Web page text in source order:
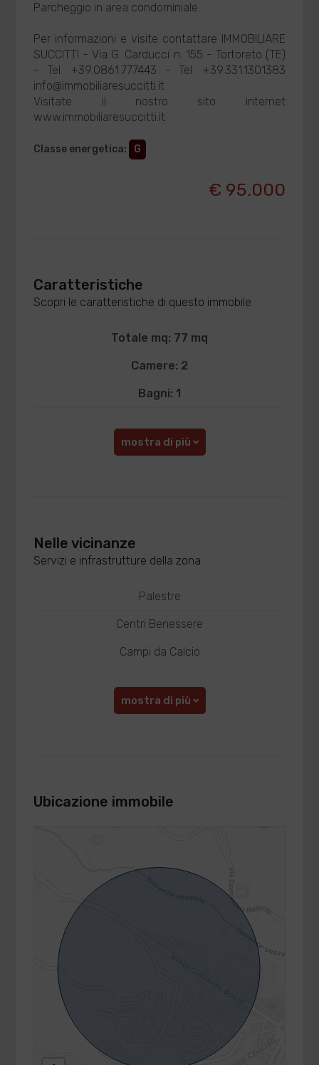
Parcheggio in area condominiale.
Per informazioni e visite contattare IMMOBILIARE
SUCCITTI - Via G. Carducci n. 155 - Tortoreto (TE)
- Tel. +39.0861.777443 - Tel. +39.331.1301383
info@immobiliaresuccitti.it
Visitate il nostro sito internet
www.immobiliaresuccitti.it
Classe energetica: G
€ 95.000
Caratteristiche
Scopri le caratteristiche di questo immobile
Totale mq: 77 mq
Camere: 2
Bagni: 1
mostra di più
Nelle vicinanze
Servizi e infrastrutture della zona
Palestre
Centri Benessere
Campi da Calcio
mostra di più
Ubicazione immobile